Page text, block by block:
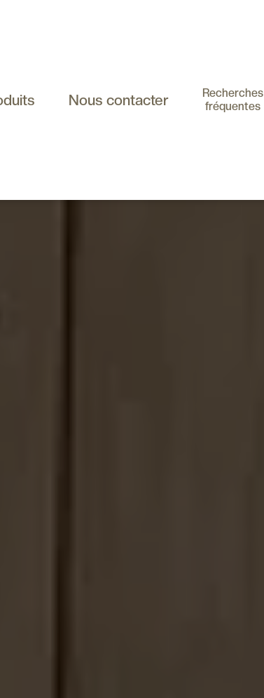
Nous contacter
Recherches
fréquentes